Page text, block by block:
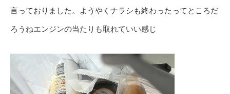
言っておりました。ようやくナラシも終わったってところだ
ろうねエンジンの当たりも取れていい感じ